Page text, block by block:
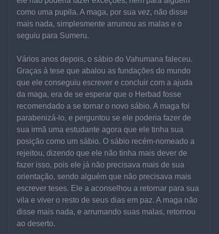
como uma pupila. A maga, por sua vez, não disse
mais nada, simplesmente arrumou as malas e o
seguiu para Sumeru.
Vários anos depois, o sábio do Vahumana faleceu.
Graças à tese que abalou as fundações do mundo
que ele conseguiu escrever e concluir com a ajuda
da maga, era de se esperar que o Herbad fosse
recomendado a se tornar o novo sábio. A maga foi
parabenizá-lo, e perguntou se ele poderia fazer de
sua irmã uma estudante agora que ele tinha sua
posição como um sábio. O sábio recém-nomeado a
rejeitou, dizendo que ele não tinha mais dever de
fazer isso, pois ele já não precisava mais de sua
orientação, sendo alguém que não precisava mais
escrever teses. Ele a aconselhou a retornar para sua
vila e viver o resto de seus dias em paz. A maga não
disse mais nada, e arrumando suas malas, retornou
ao deserto.